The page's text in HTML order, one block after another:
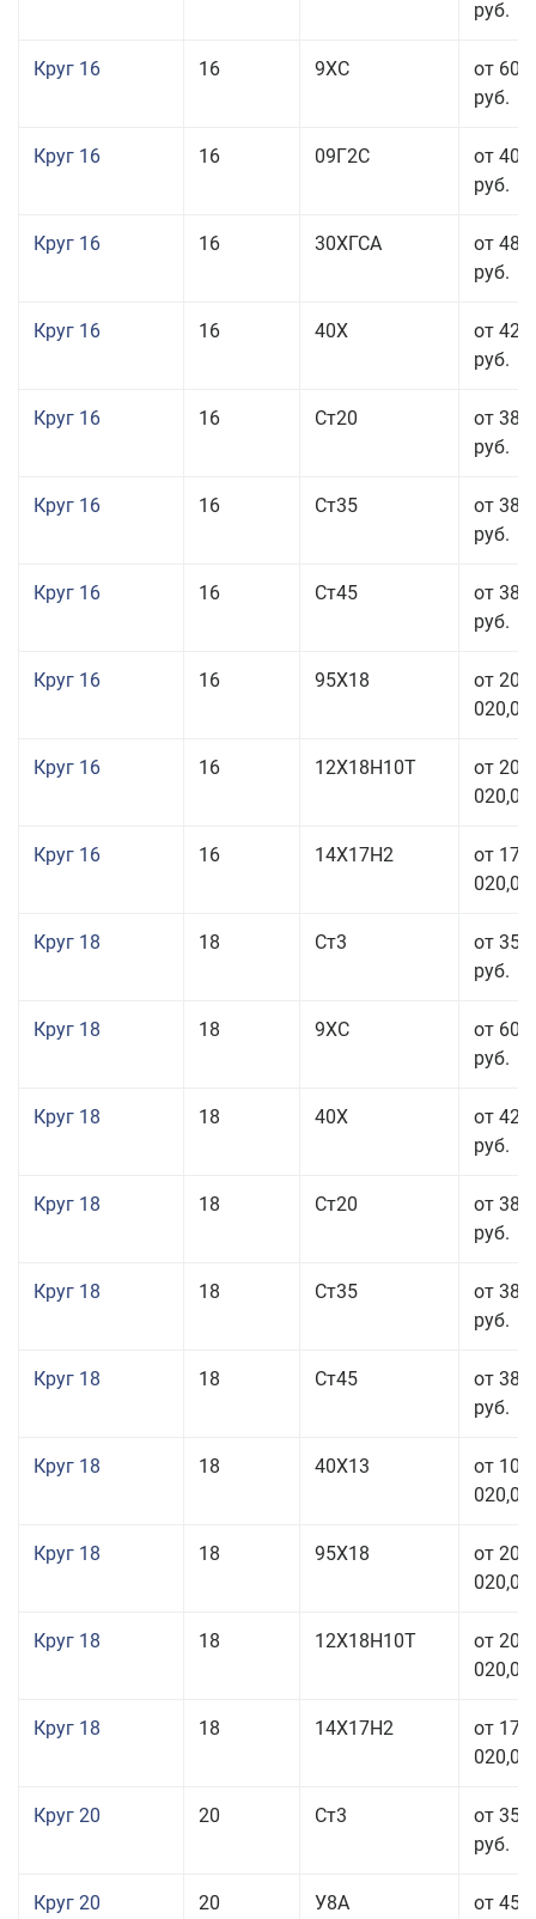
руб.
Круг 16 16 9ХС
от 60
руб.
Круг 16 16 09Г2С
от 40
руб.
Круг 16 16 30ХГСА
от 48
руб.
Круг 16 16 40Х
от 42
руб.
Круг 16 16 Ст20
от 38
руб.
Круг 16 16 Ст35
от 38
руб.
Круг 16 16 Ст45
от 38
руб.
Круг 16 16 95Х18
от 208
020,00
Круг 16 16 12Х18Н10Т
от 209
020,00
Круг 16 16 14Х17Н2
от 175
020,00
Круг 18 18 Ст3
от 35
руб.
Круг 18 18 9ХС
от 60
руб.
Круг 18 18 40Х
от 42
руб.
Круг 18 18 Ст20
от 38
руб.
Круг 18 18 Ст35
от 38
руб.
Круг 18 18 Ст45
от 38
руб.
Круг 18 18 40Х13
от 103
020,00
Круг 18 18 95Х18
от 208
020,00
Круг 18 18 12Х18Н10Т
от 209
020,00
Круг 18 18 14Х17Н2
от 175
020,00
Круг 20 20 Ст3
от 35
руб.
Круг 20 20 У8А
от 45